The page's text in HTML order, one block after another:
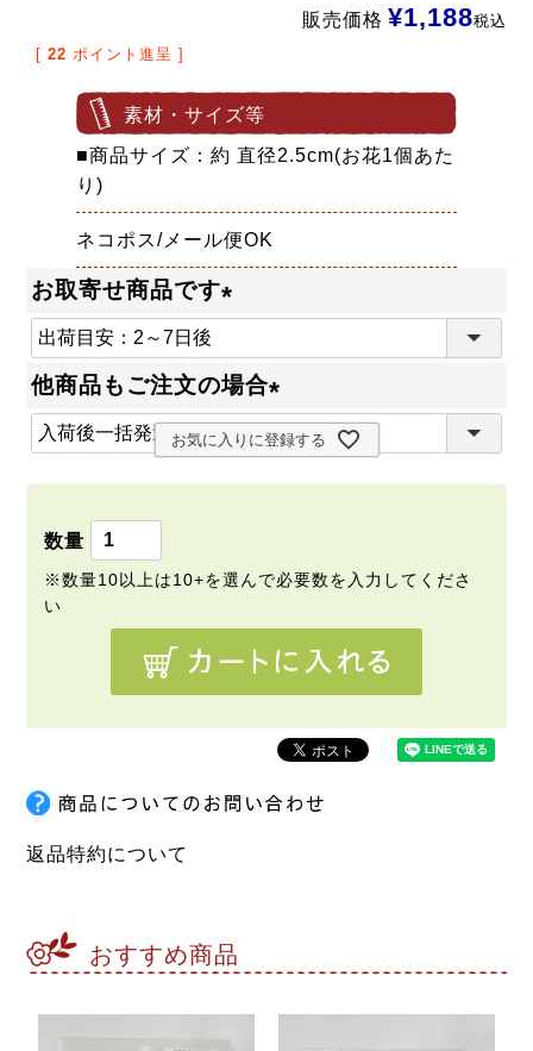
販売価格 ¥1,188税込
[ 22 ポイント進呈 ]
素材・サイズ等
■商品サイズ：約 直径2.5cm(お花1個あた
り)
ネコポス/メール便OK
お取寄せ商品です
必
)
他商品もご注文の場合
(
必
お気に入りに登録する
返品特約について
おすすめ商品